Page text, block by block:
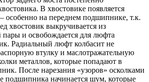
В хвостовике появляется
на переднем подшипнике, т.к.
хвостовик выкручивается из
пары и освобождается для люфта
Радиальный люфт колбасит не
втулку и маслотражательную
металлов, которые попадают в
После нарезания «узоров» осколками
подшипника начинается шум, которые